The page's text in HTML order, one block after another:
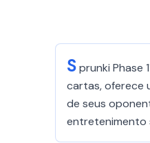
Sprunki Phase
cartas, oferece
de seus
entretenimento